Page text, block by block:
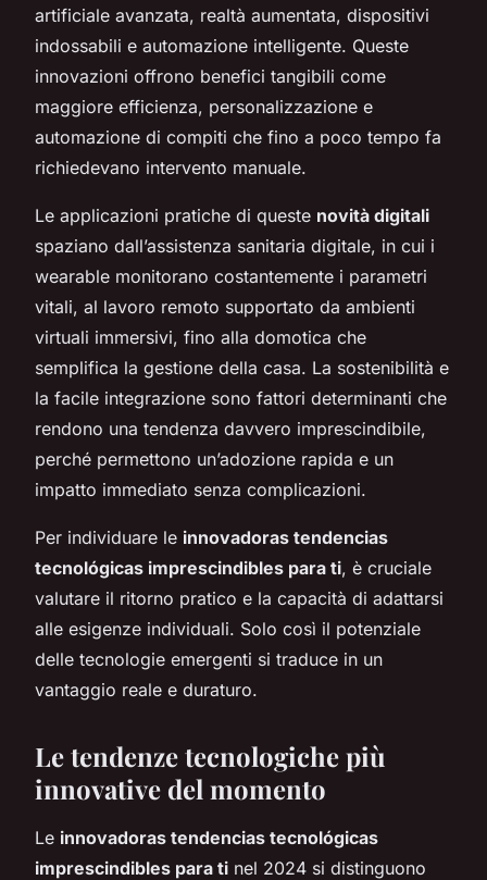
artificiale avanzata, realtà aumentata, dispositivi
indossabili e automazione intelligente. Queste
innovazioni offrono benefici tangibili come
maggiore efficienza, personalizzazione e
automazione di compiti che fino a poco tempo fa
richiedevano intervento manuale.
Le applicazioni pratiche di queste novità digitali
spaziano dall’assistenza sanitaria digitale, in cui i
wearable monitorano costantemente i parametri
vitali, al lavoro remoto supportato da ambienti
virtuali immersivi, fino alla domotica che
semplifica la gestione della casa. La sostenibilità e
la facile integrazione sono fattori determinanti che
rendono una tendenza davvero imprescindibile,
perché permettono un’adozione rapida e un
impatto immediato senza complicazioni.
Per individuare le innovadoras tendencias
tecnológicas imprescindibles para ti, è cruciale
valutare il ritorno pratico e la capacità di adattarsi
alle esigenze individuali. Solo così il potenziale
delle tecnologie emergenti si traduce in un
vantaggio reale e duraturo.
Le tendenze tecnologiche più
innovative del momento
Le innovadoras tendencias tecnológicas
imprescindibles para ti nel 2024 si distinguono